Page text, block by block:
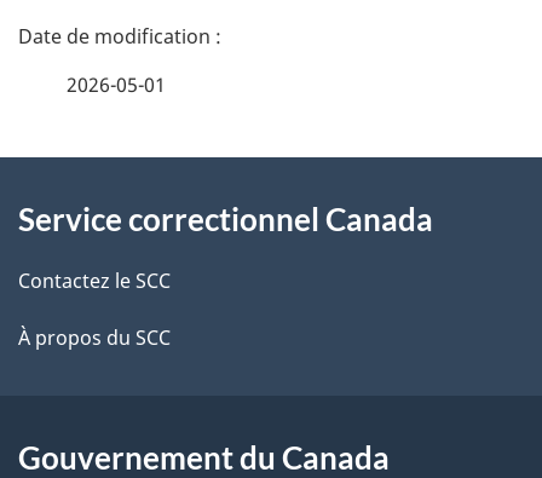
D
i
l
s
e
2026-05-01
propos
de
ce
Service correctionnel Canada
Contactez le SCC
À propos du SCC
Gouvernement du Canada